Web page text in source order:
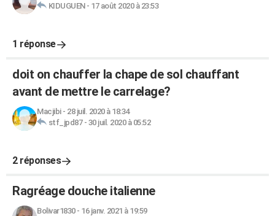
KIDUGUEN- 17 août 2020 à 23:53
1 réponse
doit on chauffer la chape de sol chauffant
avant de mettre le carrelage?
Macjibi- 28 juil. 2020 à 18:34
stf_jpd87- 30 juil. 2020 à 05:52
2 réponses
Ragréage douche italienne
Bolivar1830- 16 janv. 2021 à 19:59